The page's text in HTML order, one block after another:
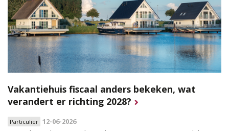
Vakantiehuis fiscaal anders bekeken, wat
verandert er richting 2028?
Particulier 12-06-2026